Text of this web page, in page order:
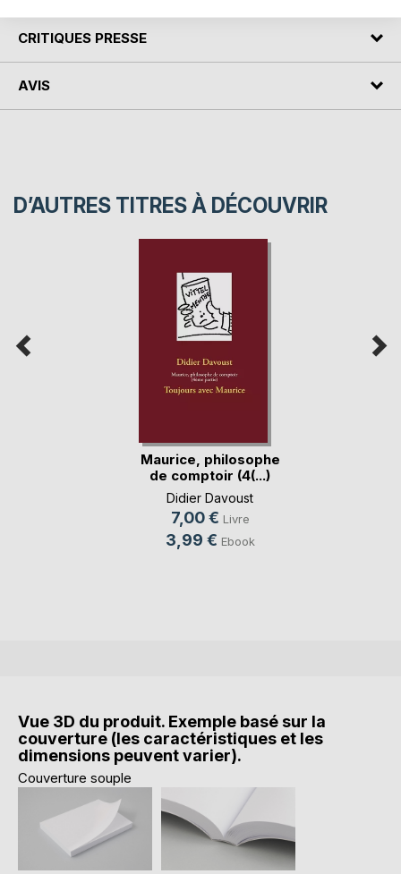
CRITIQUES PRESSE
AVIS
D’AUTRES TITRES À DÉCOUVRIR
Maurice, philosophe
de comptoir (4(...)
Didier Davoust
7,00 € Livre
3,99 € Ebook
Vue 3D du produit. Exemple basé sur la
couverture (les caractéristiques et les
dimensions peuvent varier).
Couverture souple